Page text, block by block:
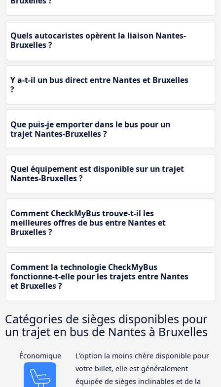
Quels autocaristes opèrent la liaison Nantes-
Bruxelles ?
Y a-t-il un bus direct entre Nantes et Bruxelles
?
Que puis-je emporter dans le bus pour un
trajet Nantes-Bruxelles ?
Quel équipement est disponible sur un trajet
Nantes-Bruxelles ?
Comment CheckMyBus trouve-t-il les
meilleures offres de bus entre Nantes et
Bruxelles ?
Comment la technologie CheckMyBus
fonctionne-t-elle pour les trajets entre Nantes
et Bruxelles ?
Catégories de sièges disponibles pour
un trajet en bus de Nantes à Bruxelles
Économique
L'option la moins chère disponible pour
votre billet, elle est généralement
équipée de sièges inclinables et de la